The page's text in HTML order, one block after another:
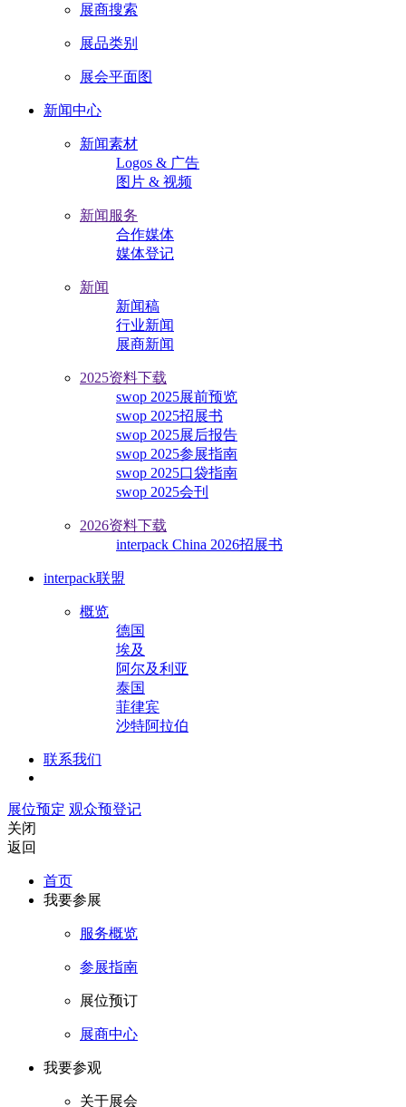
展商搜索
展品类别
展会平面图
新闻中心
新闻素材
Logos & 广告
图片 & 视频
新闻服务
合作媒体
媒体登记
新闻
新闻稿
行业新闻
展商新闻
2025资料下载
swop 2025展前预览
swop 2025招展书
swop 2025展后报告
swop 2025参展指南
swop 2025口袋指南
swop 2025会刊
2026资料下载
interpack China 2026招展书
interpack联盟
概览
德国
埃及
阿尔及利亚
泰国
菲律宾
沙特阿拉伯
联系我们
展位预定 观众预登记
关闭
返回
首页
我要参展
服务概览
参展指南
展位预订
展商中心
我要参观
关于展会